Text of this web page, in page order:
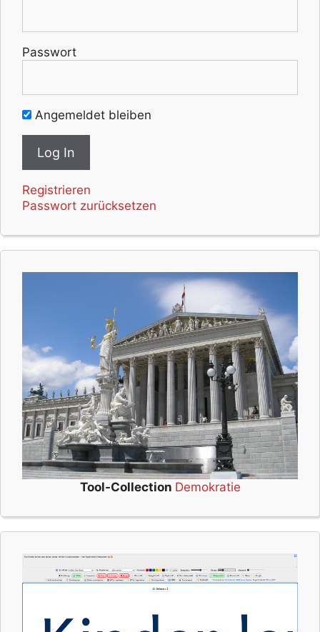
Passwort
Angemeldet bleiben
Registrieren
Passwort zurücksetzen
Tool-Collection Demokratie